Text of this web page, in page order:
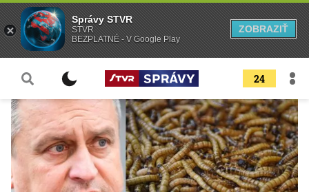
24
Správy STVR
STVR
BEZPLATNÉ - V Google Play
ZOBRAZIŤ